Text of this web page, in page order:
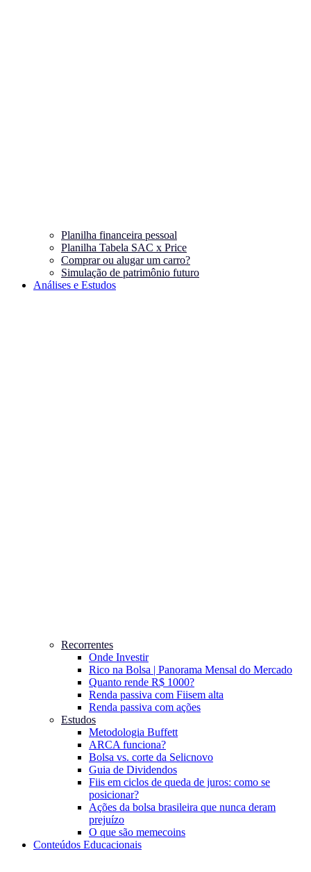
Planilha financeira pessoal
Planilha Tabela SAC x Price
Comprar ou alugar um carro?
Simulação de patrimônio futuro
Análises e Estudos
Recorrentes
Onde Investir
Rico na Bolsa | Panorama Mensal do Mercado
Quanto rende R$ 1000?
Renda passiva com Fiisem alta
Renda passiva com ações
Estudos
Metodologia Buffett
ARCA funciona?
Bolsa vs. corte da Selicnovo
Guia de Dividendos
Fiis em ciclos de queda de juros: como se
posicionar?
Ações da bolsa brasileira que nunca deram
prejuízo
O que são memecoins
Conteúdos Educacionais